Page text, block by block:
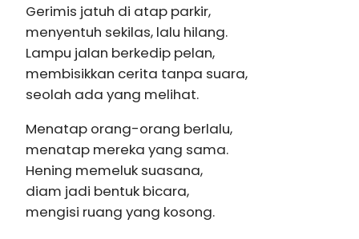
Gerimis jatuh di atap parkir,
menyentuh sekilas, lalu hilang.
Lampu jalan berkedip pelan,
membisikkan cerita tanpa suara,
seolah ada yang melihat.
Menatap orang-orang berlalu,
menatap mereka yang sama.
Hening memeluk suasana,
diam jadi bentuk bicara,
mengisi ruang yang kosong.